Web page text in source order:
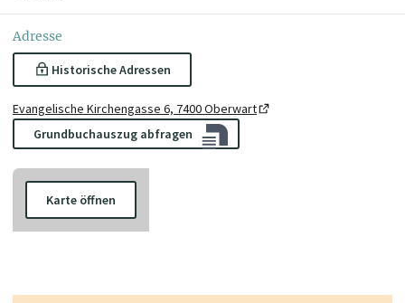
Adresse
Historische Adressen
Evangelische Kirchengasse 6, 7400 Oberwart
Grundbuchauszug abfragen
Karte öffnen